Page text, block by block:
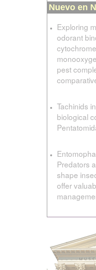
Nuevo en
Exploring
odorant
pest
Tachinids
biological
Predators
shape
offer